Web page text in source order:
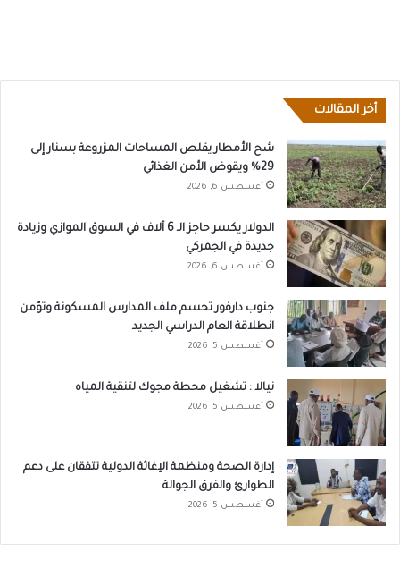
أخر المقالات
شح الأمطار يقلص المساحات المزروعة بسنار إلى
29% ويقوض الأمن الغذائي
أغسطس 6, 2026
الدولار يكسر حاجز الـ 6 آلاف في السوق الموازي وزيادة
جديدة في الجمركي
أغسطس 6, 2026
جنوب دارفور تحسم ملف المدارس المسكونة وتؤمن
انطلاقة العام الدراسي الجديد
أغسطس 5, 2026
نيالا : تشغيل محطة مجوك لتنقية المياه
أغسطس 5, 2026
إدارة الصحة ومنظمة الإغاثة الدولية تتفقان على دعم
الطوارئ والفرق الجوالة
أغسطس 5, 2026